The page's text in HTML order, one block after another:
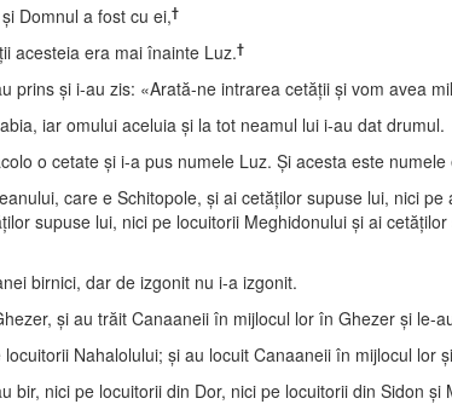
Domnul a fost cu ei,†
acesteia era mai înainte Luz.†
prins şi i-au zis: «Arată-ne intrarea cetăţii şi vom avea
iar omului aceluia şi la tot neamul lui i-au dat drumul.
o cetate şi i-a pus numele Luz. Şi acesta este
care e Schitopole, şi ai cetăţilor supuse lui, nici
supuse lui, nici pe locuitorii Meghidonului şi ai
birnici, dar de izgonit nu i-a izgonit.
şi au trăit Canaaneii în mijlocul lor în Ghezer şi le-
Nahalolului; şi au locuit Canaaneii în mijlocul lor
bir, nici pe locuitorii din Dor, nici pe locuitorii din Sidon